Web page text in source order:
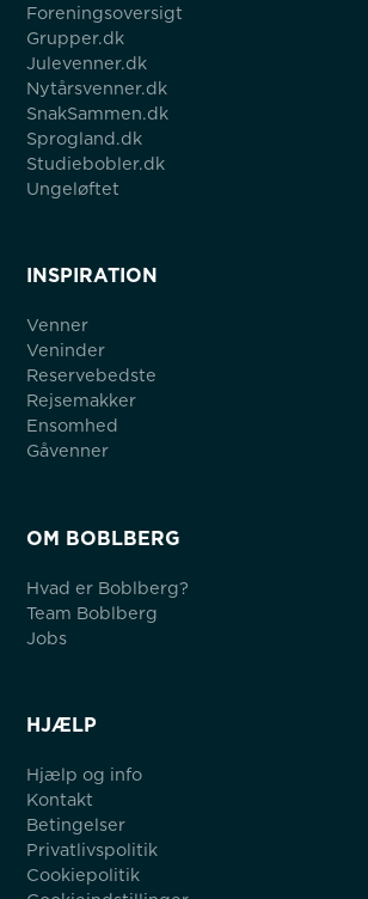
Foreningsoversigt
Grupper.dk
Julevenner.dk
Nytårsvenner.dk
SnakSammen.dk
Sprogland.dk
Studiebobler.dk
Ungeløftet
INSPIRATION
Venner
Veninder
Reservebedste
Rejsemakker
Ensomhed
Gåvenner
OM BOBLBERG
Hvad er Boblberg?
Team Boblberg
Jobs
HJÆLP
Hjælp og info
Kontakt
Betingelser
Privatlivspolitik
Cookiepolitik